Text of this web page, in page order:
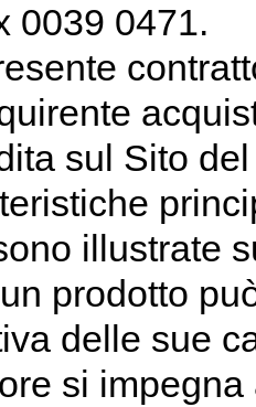
0039 0471.
sul Sito
illustrate
prodotto
delle sue
si